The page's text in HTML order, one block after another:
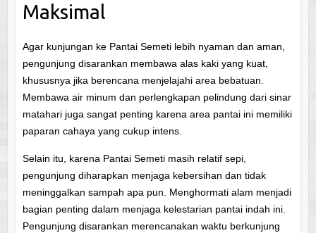
Maksimal
Agar kunjungan ke Pantai Semeti lebih nyaman dan aman,
pengunjung disarankan membawa alas kaki yang kuat,
khususnya jika berencana menjelajahi area bebatuan.
Membawa air minum dan perlengkapan pelindung dari sinar
matahari juga sangat penting karena area pantai ini memiliki
paparan cahaya yang cukup intens.
Selain itu, karena Pantai Semeti masih relatif sepi,
pengunjung diharapkan menjaga kebersihan dan tidak
meninggalkan sampah apa pun. Menghormati alam menjadi
bagian penting dalam menjaga kelestarian pantai indah ini.
Pengunjung disarankan merencanakan waktu berkunjung